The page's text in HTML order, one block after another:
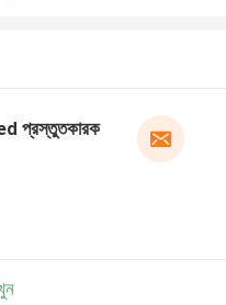
প্রস্তুতকারক